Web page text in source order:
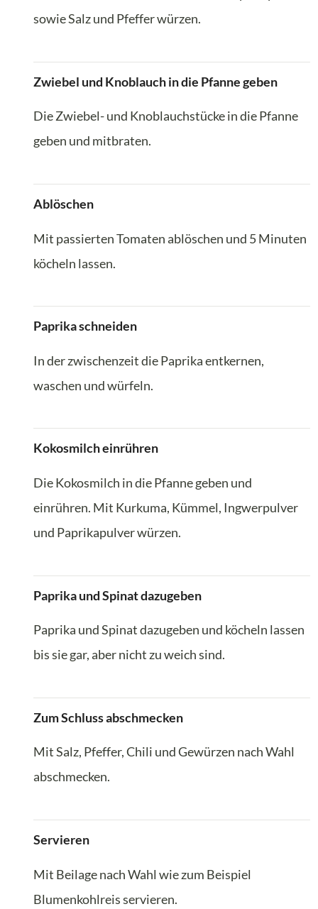
sowie Salz und Pfeffer würzen.
Zwiebel und Knoblauch in die Pfanne geben
Die Zwiebel- und Knoblauchstücke in die Pfanne
geben und mitbraten.
Ablöschen
Mit passierten Tomaten ablöschen und 5 Minuten
köcheln lassen.
Paprika schneiden
In der zwischenzeit die Paprika entkernen,
waschen und würfeln.
Kokosmilch einrühren
Die Kokosmilch in die Pfanne geben und
einrühren. Mit Kurkuma, Kümmel, Ingwerpulver
und Paprikapulver würzen.
Paprika und Spinat dazugeben
Paprika und Spinat dazugeben und köcheln lassen
bis sie gar, aber nicht zu weich sind.
Zum Schluss abschmecken
Mit Salz, Pfeffer, Chili und Gewürzen nach Wahl
abschmecken.
Servieren
Mit Beilage nach Wahl wie zum Beispiel
Blumenkohlreis servieren.